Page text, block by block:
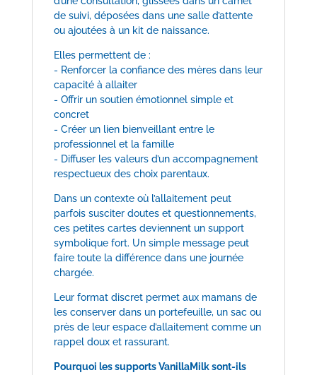
de suivi, déposées dans une salle d’attente
ou ajoutées à un kit de naissance.
Elles permettent de :
- Renforcer la confiance des mères dans leur
capacité à allaiter
- Offrir un soutien émotionnel simple et
concret
- Créer un lien bienveillant entre le
professionnel et la famille
- Diffuser les valeurs d’un accompagnement
respectueux des choix parentaux.
Dans un contexte où l’allaitement peut
parfois susciter doutes et questionnements,
ces petites cartes deviennent un support
symbolique fort. Un simple message peut
faire toute la différence dans une journée
chargée.
Leur format discret permet aux mamans de
les conserver dans un portefeuille, un sac ou
près de leur espace d’allaitement comme un
rappel doux et rassurant.
Pourquoi les supports VanillaMilk sont-ils